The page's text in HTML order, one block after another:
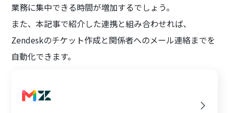
業務に集中できる時間が増加するでしょう。
また、本記事で紹介した連携と組み合わせれば、
Zendeskのチケット作成と関係者へのメール連絡までを
自動化できます。